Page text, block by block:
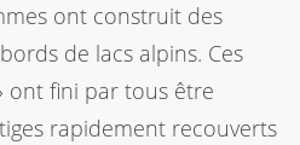
ont construit des
de lacs alpins. Ces
ont fini par tous être
rapidement recouverts